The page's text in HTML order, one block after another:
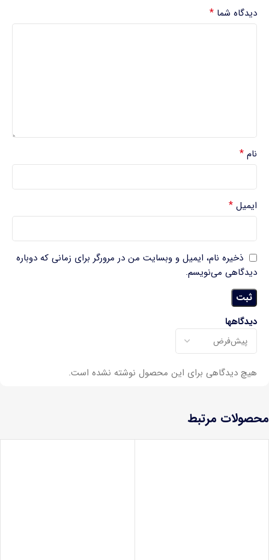
دیدگاهها
هیچ دیدگاهی برای این محصول نوشته نشده است.
دیدگاه شما *
نام *
ایمیل *
ذخیره نام، ایمیل و وبسایت من در مرورگر برای زمانی که دوباره
دیدگاهی می‌نویسم.
محصولات مرتبط